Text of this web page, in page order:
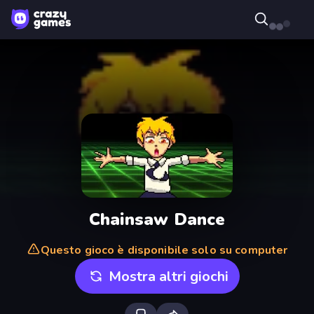
Chainsaw Dance
Questo gioco è disponibile solo su computer
Mostra altri giochi